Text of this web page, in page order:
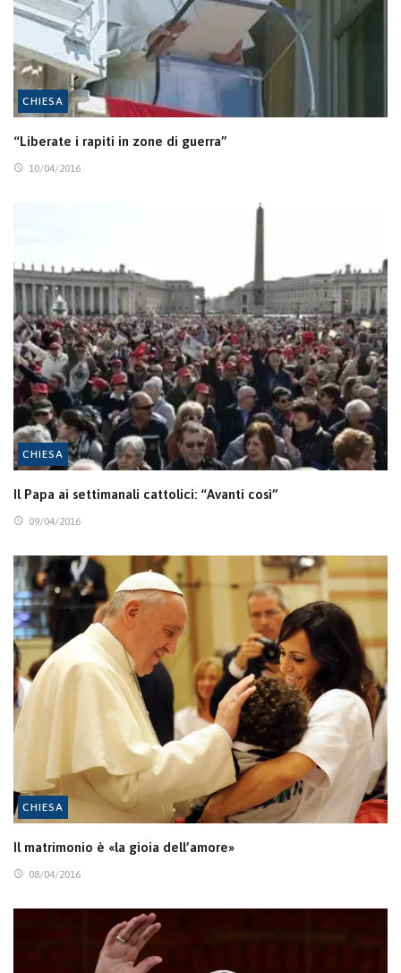
CHIESA
“Liberate i rapiti in zone di guerra”
10/04/2016
CHIESA
Il Papa ai settimanali cattolici: “Avanti così”
09/04/2016
CHIESA
Il matrimonio è «la gioia dell’amore»
08/04/2016